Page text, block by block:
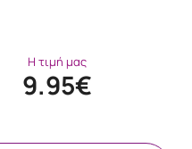
Η τιμή μας
9.95€